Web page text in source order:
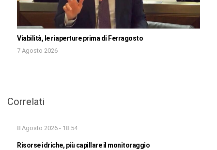
Viabilità, le riaperture prima di Ferragosto
7 Agosto 2026
Correlati
8 Agosto 2026 - 18:54
Risorse idriche, più capillare il monitoraggio